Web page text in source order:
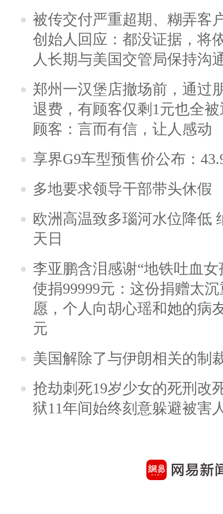
被传交付严重超期、糊弄客
创始人回应：都没证据，将
人长期与美国交管局保持沟
郑州一汉堡店撤场前，通过
退费，有顾客仅剩1元也全
顾客：言而有信，让人感动
享界G9车型预售价公布：
多地要求领导干部带头休假
欧洲高温致多瑙河水位降低
天日
李亚鹏含泪感谢“地铁吐血
使捐99999元：这份捐赠太
愿，个人向胡心瑶和她的病
元
美国解除了与伊朗相关的制
抢劫刺死19岁少女的死刑改
狱11年间始终刻意躲避被害